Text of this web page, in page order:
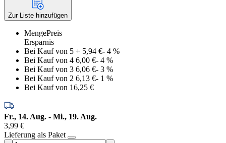
Zur Liste hinzufügen
MengePreis
Ersparnis
Bei Kauf von 5 + 5,94 €- 4 %
Bei Kauf von 4 6,00 €- 4 %
Bei Kauf von 3 6,06 €- 3 %
Bei Kauf von 2 6,13 €- 1 %
Bei Kauf von 16,25 €
Fr., 14. Aug. - Mi., 19. Aug.
3,99 €
Lieferung als Paket